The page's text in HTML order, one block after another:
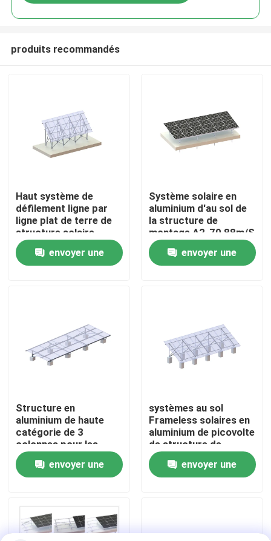
Maison
Produits
Vidéos
Au sujet de nous
Contrôle de qualité
Contactez-nous
picovolte solaire montant des systèmes
produits recommandés
Haut système de
défilement ligne par
ligne plat de terre de
structure solaire
montée au sol
photovoltaïque en
aluminium
envoyer une
Système solaire en
aluminium d'au sol de
la structure de
montage A2-70 88m/S
envoyer une
Structure en
aluminium de haute
catégorie de 3
colonnes pour les
systèmes montés au
sol Frameless de
picovolte de panneaux
envoyer une
systèmes au sol
Frameless solaires en
aluminium de picovolte
de structure de
montage de 2x10
88m/S envoyer une